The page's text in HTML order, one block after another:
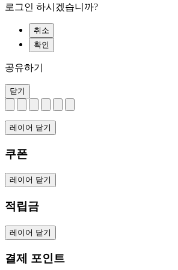
로그인 하시겠습니까?
취소
확인
공유하기
닫기
레이어 닫기
쿠폰
레이어 닫기
적립금
레이어 닫기
결제 포인트